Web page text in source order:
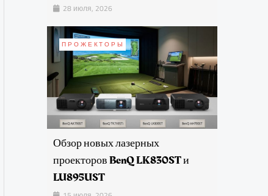
28 июля, 2026
ПРОЖЕКТОРЫ
Обзор новых лазерных
проекторов BenQ LK830ST и
LU895UST